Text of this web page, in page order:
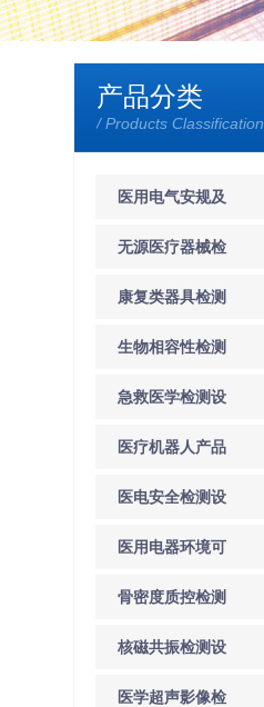
产品分类
/ Products Classification
医用电气安规及
EMC检测
无源医疗器械检
测设备
康复类器具检测
设备
生物相容性检测
设备
急救医学检测设
备
医疗机器人产品
检测设备
医电安全检测设
备
医用电器环境可
靠性检测
骨密度质控检测
设备
核磁共振检测设
备
医学超声影像检